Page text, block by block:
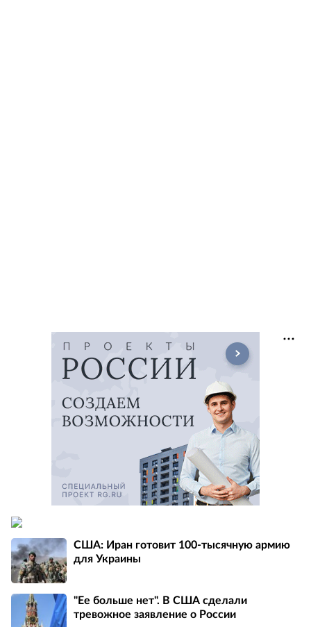
США: Иран готовит 100-тысячную армию
для Украины
"Ее больше нет". В США сделали
тревожное заявление о России